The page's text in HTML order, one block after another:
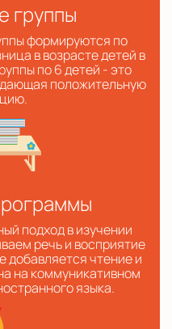
группы
формируются по
в возрасте детей в
по 6 детей - это
положительную
подход в изучении
речь и восприятие
добавляется чтение и
на коммуникативном
языка.